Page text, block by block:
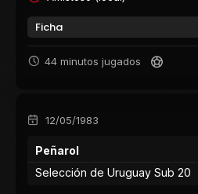
Ficha
44 minutos jugados
12/05/1983
Peñarol
Selección de Uruguay Sub 20